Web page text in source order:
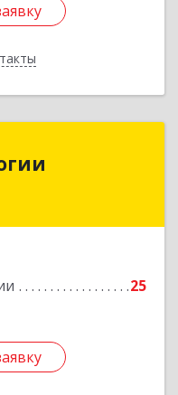
25
Павловский р-н,